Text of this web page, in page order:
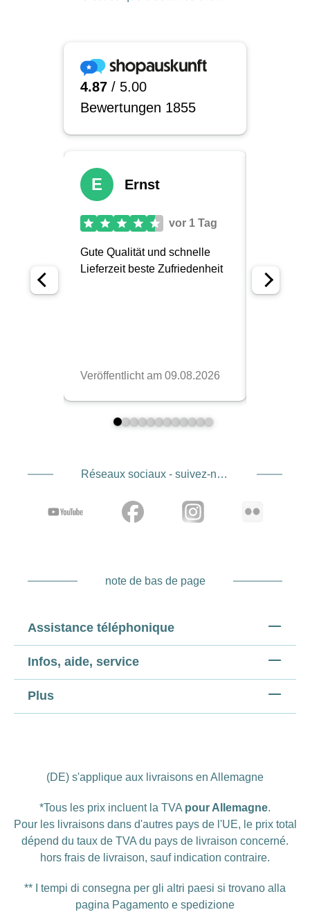
Réseaux sociaux - suivez-nous
note de bas de page
Assistance téléphonique
Infos, aide, service
Plus
(DE) s'applique aux livraisons en Allemagne
*Tous les prix incluent la TVA pour Allemagne.
Pour les livraisons dans d'autres pays de l'UE, le prix total
dépend du taux de TVA du pays de livraison concerné.
hors frais de livraison, sauf indication contraire.
** I tempi di consegna per gli altri paesi si trovano alla
pagina Pagamento e spedizione